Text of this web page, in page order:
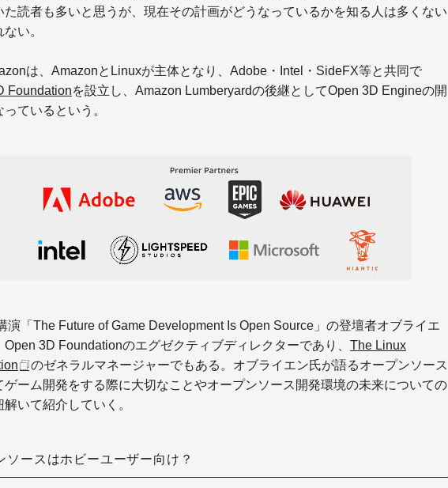
た読者も多いと思うが、現在その計画がどうなっているかを知る人は多くない
い。
は、AmazonとLinuxが主体となり、Adobe・Intel・SideFX等と共同で
Foundationを設立し、Amazon Lumberyardの後継としてOpen 3D Engineの開
ているという。
演「The Future of Game Development Is Open Source」の登壇者オブライエ
Open 3D Foundationのエグゼクティブディレクターであり、 The Linux
のゼネラルマネージャーでもある。オブライエン氏が語るオープンソース
ゲーム開発をする際に大切なことやオープンソース開発環境の未来についての
いて紹介していく。
ソースはホビーユーザー向け？